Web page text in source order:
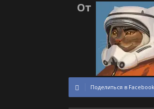
От
Поделиться в Facebook